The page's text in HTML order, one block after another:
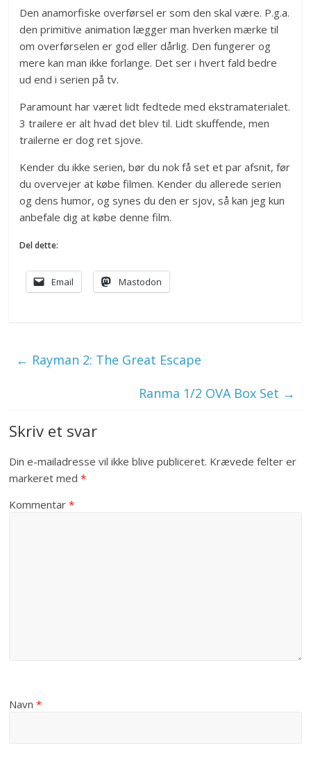
Den anamorfiske overførsel er som den skal være. P.g.a.
den primitive animation lægger man hverken mærke til
om overførselen er god eller dårlig. Den fungerer og
mere kan man ikke forlange. Det ser i hvert fald bedre
ud end i serien på tv.
Paramount har været lidt fedtede med ekstramaterialet.
3 trailere er alt hvad det blev til. Lidt skuffende, men
trailerne er dog ret sjove.
Kender du ikke serien, bør du nok få set et par afsnit, før
du overvejer at købe filmen. Kender du allerede serien
og dens humor, og synes du den er sjov, så kan jeg kun
anbefale dig at købe denne film.
Del dette:
Email Mastodon
← Rayman 2: The Great Escape
Ranma 1/2 OVA Box Set →
Skriv et svar
Din e-mailadresse vil ikke blive publiceret. Krævede felter er
markeret med*
Kommentar*
Navn*